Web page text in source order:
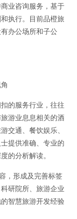
业咨询服务，基于
执行。目前品橙旅
办公场所和子公
的服务行业，往往
游业息息相关的酒
交通、餐饮娱乐、
提供准确、专业的
的分析解读。
，形成及完善标签
研院所、旅游企业
智慧旅游开发经验